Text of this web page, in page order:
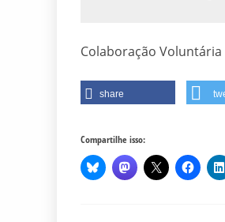
Colaboração
share
Compartilhe isso: